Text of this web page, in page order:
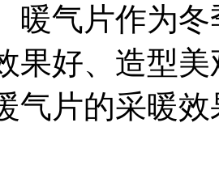
暖气片作为
果好、造型
气片的采暖